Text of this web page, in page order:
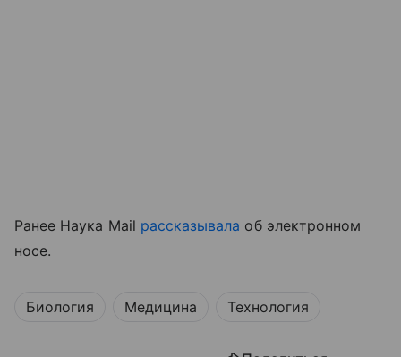
Ранее Наука Mail рассказывала об электронном
носе.
Биология Медицина Технология